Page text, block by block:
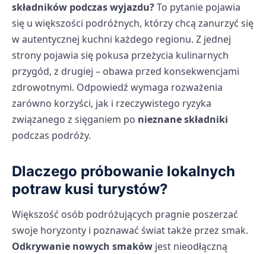
składników podczas wyjazdu?To pytanie pojawia
się u większości podróżnych, którzy chcą zanurzyć się
w autentycznej kuchni każdego regionu. Z jednej
strony pojawia się pokusa przeżycia kulinarnych
przygód, z drugiej – obawa przed konsekwencjami
zdrowotnymi. Odpowiedź wymaga rozważenia
zarówno korzyści, jak i rzeczywistego ryzyka
związanego z sięganiem po nieznane składniki
podczas podróży.
Dlaczego próbowanie lokalnych
potraw kusi turystów?
Większość osób podróżujących pragnie poszerzać
swoje horyzonty i poznawać świat także przez smak.
Odkrywanie nowych smaków jest nieodłączną